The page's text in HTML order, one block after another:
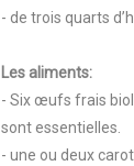
- de trois quarts
Les aliments:
- Six œufs frais
sont essentielles.
- une ou deux